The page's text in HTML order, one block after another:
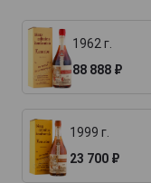
1962 г.
88 888 ₽
1999 г.
23 700 ₽